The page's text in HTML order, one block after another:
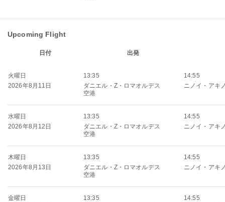
Upcoming Flight
日付 出発
火曜日
2026年8月11日
13:35
ダニエル・Z・ロマオルデス
空港
14:55
ニノイ・アキ
水曜日
2026年8月12日
13:35
ダニエル・Z・ロマオルデス
空港
14:55
ニノイ・アキ
木曜日
2026年8月13日
13:35
ダニエル・Z・ロマオルデス
空港
14:55
ニノイ・アキ
金曜日
13:35
14:55